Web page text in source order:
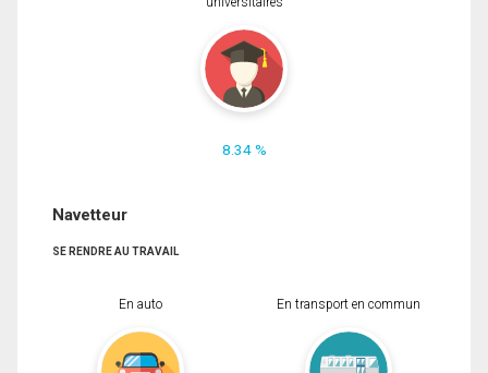
8.34 %
Navetteur
SE RENDRE AU TRAVAIL
En auto En transport en commun